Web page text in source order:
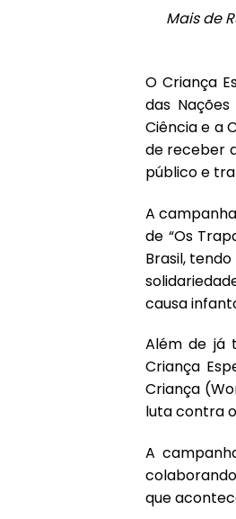
Mais de
O Criança
das
Ciência e a
de receber
público e
A
de “Os
Brasil,
causa
Além de já
Criança
Criança
luta contra
A
que